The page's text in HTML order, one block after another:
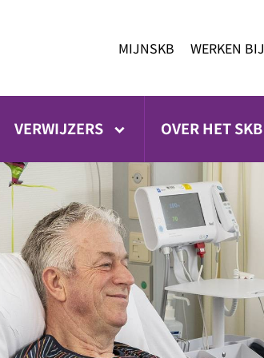
MIJNSKB WERKEN BIJ
VERWIJZERS OVER HET SKB